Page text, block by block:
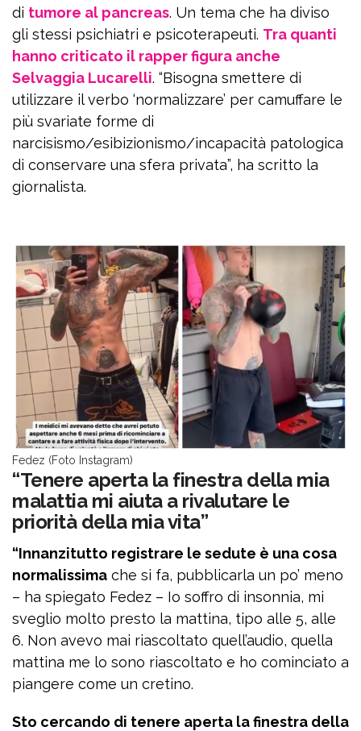
di tumore al pancreas. Un tema che ha diviso
gli stessi psichiatri e psicoterapeuti. Tra quanti
hanno criticato il rapper figura anche
Selvaggia Lucarelli. “Bisogna smettere di
utilizzare il verbo ‘normalizzare’ per camuffare le
più svariate forme di
narcisismo/esibizionismo/incapacità patologica
di conservare una sfera privata”, ha scritto la
giornalista.
Fedez (Foto Instagram)
“Tenere aperta la finestra della mia
malattia mi aiuta a rivalutare le
priorità della mia vita”
“Innanzitutto registrare le sedute è una cosa
normalissima che si fa, pubblicarla un po’ meno
– ha spiegato Fedez – Io soffro di insonnia, mi
sveglio molto presto la mattina, tipo alle 5, alle
6. Non avevo mai riascoltato quell’audio, quella
mattina me lo sono riascoltato e ho cominciato a
piangere come un cretino.
Sto cercando di tenere aperta la finestra della